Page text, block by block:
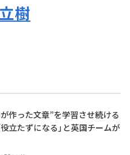
樹
作った文章”を学習させ続ける
立たずになる」と英国チームが